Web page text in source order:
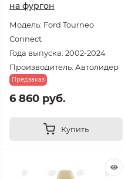
на фургон
Модель: Ford Tourneo
Connect
Года выпуска: 2002-2024
Производитель: Автолидер
Предзаказ
6 860 руб.
Купить